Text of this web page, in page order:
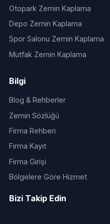
Otopark Zemin Kaplama
Depo Zemin Kaplama
Spor Salonu Zemin Kaplama
Mutfak Zemin Kaplama
Bilgi
Blog & Rehberler
Zemin Sözlüğü
Firma Rehberi
Firma Kayıt
Firma Girişi
Bölgelere Göre Hizmet
Bizi Takip Edin